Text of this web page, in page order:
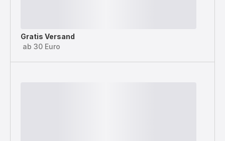
Gratis Versand
ab 30 Euro